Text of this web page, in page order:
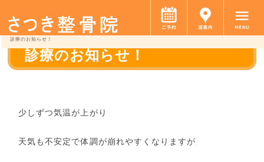
診療のお知らせ！
診療のお知らせ！
少しずつ気温が上がり
天気も不安定で体調が崩れやすくなりますが